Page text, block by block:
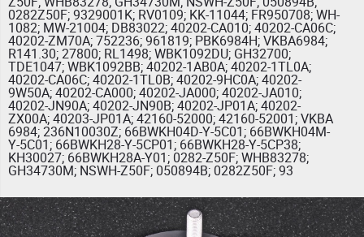
0282Z50F; 9329001K; RV0109; KK-11044; FR950708; WH-
1082; MW-21004; DB83022; 40202-CA010; 40202-CA06C;
40202-ZM70A; 752236; 961819; PBK6984H; VKBA6984;
R141.30; 27800; RL1498; WBK1092DU; GH32700;
TDE1047; WBK1092BB; 40202-1AB0A; 40202-1TL0A;
40202-CA06C; 40202-1TL0B; 40202-9HC0A; 40202-
9W50A; 40202-CA000; 40202-JA000; 40202-JA010;
40202-JN90A; 40202-JN90B; 40202-JP01A; 40202-
ZX00A; 40203-JP01A; 42160-52000; 42160-52001; VKBA
6984; 236N10030Z; 66BWKH04D-Y-5C01; 66BWKH04M-
Y-5C01; 66BWKH28-Y-5CP01; 66BWKH28-Y-5CP38;
KH30027; 66BWKH28A-Y01; 0282-Z50F; WHB83278;
GH34730M; NSWH-Z50F; 050894B; 0282Z50F; 93